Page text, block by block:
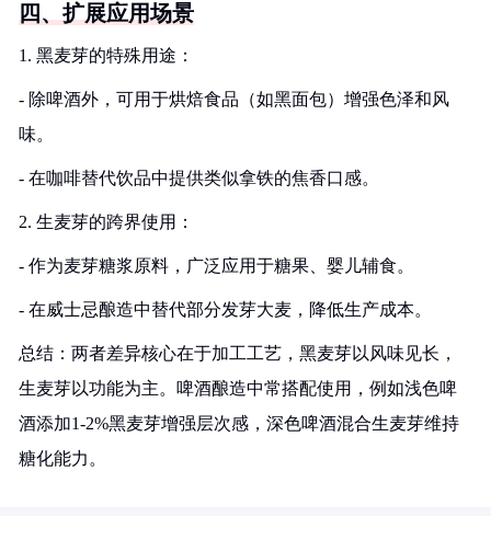
四、扩展应用场景
1. 黑麦芽的特殊用途：
- 除啤酒外，可用于烘焙食品（如黑面包）增强色泽和风
味。
- 在咖啡替代饮品中提供类似拿铁的焦香口感。
2. 生麦芽的跨界使用：
- 作为麦芽糖浆原料，广泛应用于糖果、婴儿辅食。
- 在威士忌酿造中替代部分发芽大麦，降低生产成本。
总结：两者差异核心在于加工工艺，黑麦芽以风味见长，
生麦芽以功能为主。啤酒酿造中常搭配使用，例如浅色啤
酒添加1-2%黑麦芽增强层次感，深色啤酒混合生麦芽维持
糖化能力。